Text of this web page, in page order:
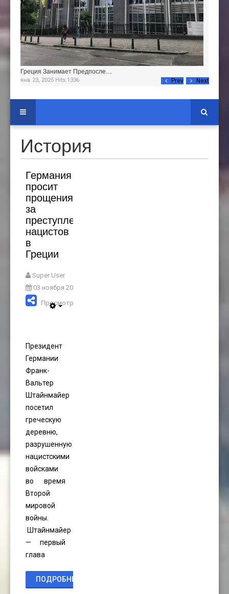
Prev Next
Греция Занимает Предпосле…
янв 23, 2025 Hits:1336
История
Германия
просит
прощения
за
преступления
нацистов
в
Греции
Super User
03 ноября 2024
Просмотров: 1420
Президент
Германии
Франк-
Вальтер
Штайнмайер
посетил
греческую
деревню,
разрушенную
нацистскими
войсками
во время
Второй
мировой
войны.
Штайнмайер
— первый
глава
ПОДРОБНЕЕ...